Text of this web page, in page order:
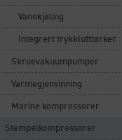
Vannkjøling
Integrert trykklufttørker
Skruevakuumpumper
Varmegjenvinning
Marine kompressorer
Stempelkompressorer